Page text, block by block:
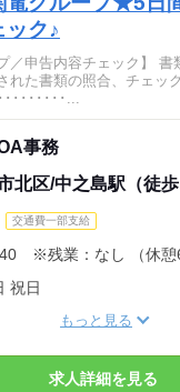
ク♪
／申告内容チェック】
れた書類の照合、チェッ
････････...
事務
北区/中之島駅（徒歩
交通費一部支給
※残業：なし （休憩
祝日
もっと見る
求人詳細を見る